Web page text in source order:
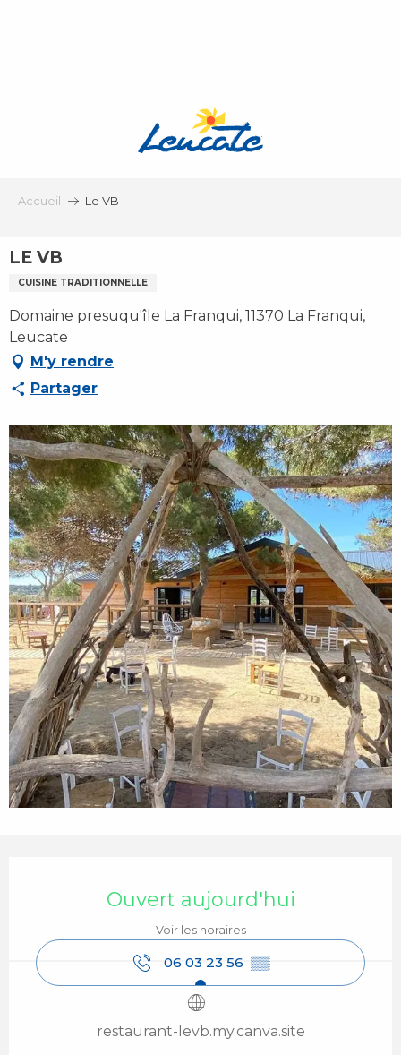
Accueil Le VB
LE VB
CUISINE TRADITIONNELLE
Domaine presuqu'île La Franqui, 11370 La Franqui,
Leucate
M'y rendre
Partager
Ouvert aujourd'hui
Voir les horaires
06 03 23 56 ▒▒
restaurant-levb.my.canva.site